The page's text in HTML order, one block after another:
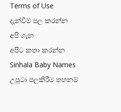
Terms of Use
දැන්වීම් පල කරන්න
අපි ගැන
අපිට කතා කරන්න
Sinhala Baby Names
උපුටා පලකිරීම තහනම්